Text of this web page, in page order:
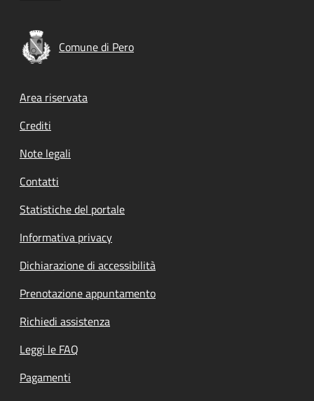
Comune di Pero
Footer menu
Area riservata
Crediti
Note legali
Contatti
Statistiche del portale
Informativa privacy
Dichiarazione di accessibilità
Prenotazione appuntamento
Richiedi assistenza
Leggi le FAQ
Pagamenti